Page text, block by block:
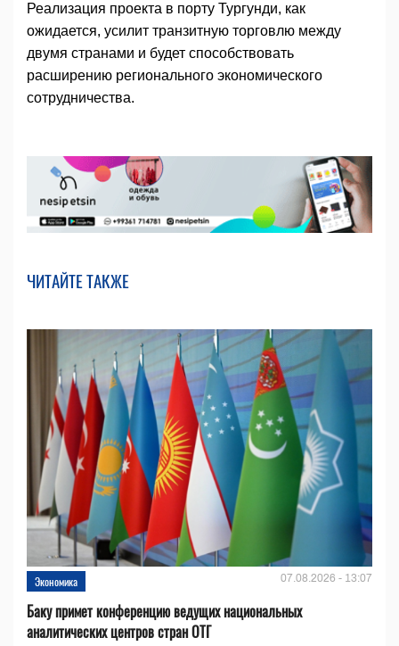
Реализация проекта в порту Тургунди, как
ожидается, усилит транзитную торговлю между
двумя странами и будет способствовать
расширению регионального экономического
сотрудничества.
ЧИТАЙТЕ ТАКЖЕ
Экономика 07.08.2026 - 13:07
Баку примет конференцию ведущих национальных
аналитических центров стран ОТГ